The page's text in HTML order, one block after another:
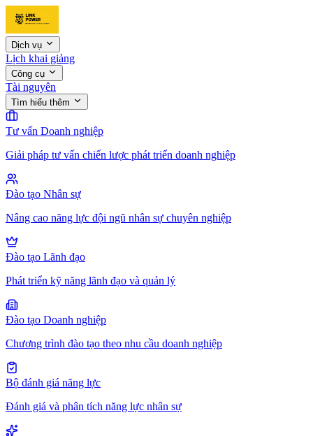
Dịch vụ
Lịch khai giảng
Công cụ
Tài nguyên
Tìm hiểu thêm
Tư vấn Doanh nghiệp
Giải pháp tư vấn chiến lược phát triển doanh nghiệp
Đào tạo Nhân sự
Nâng cao năng lực đội ngũ nhân sự chuyên nghiệp
Đào tạo Lãnh đạo
Phát triển kỹ năng lãnh đạo và quản lý
Đào tạo Doanh nghiệp
Chương trình đào tạo theo nhu cầu doanh nghiệp
Bộ đánh giá năng lực
Đánh giá và phân tích năng lực nhân sự